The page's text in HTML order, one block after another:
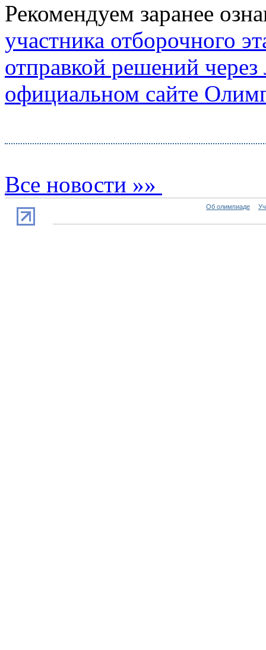
Рекомендуем заранее
участника отборочного
отправкой решений
официальном сайте
Все новости »»
Об олимпиаде